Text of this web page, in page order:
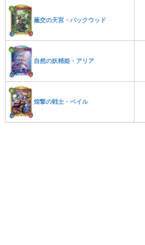
薫交の天宮・バックウッド
自然の妖精姫・アリア
煌撃の戦士・ベイル